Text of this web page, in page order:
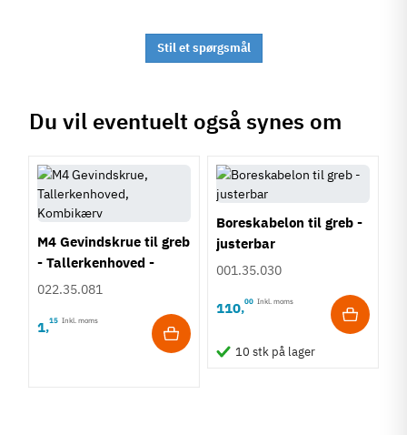
Stil et spørgsmål
Du vil eventuelt også synes om
M4 Gevindskrue til greb
- Tallerkenhoved -
Krydskærv
022.35.081
1,15 Inkl. moms
Boreskabelon til greb -
justerbar
001.35.030
110,00 Inkl. moms
10 stk på lager